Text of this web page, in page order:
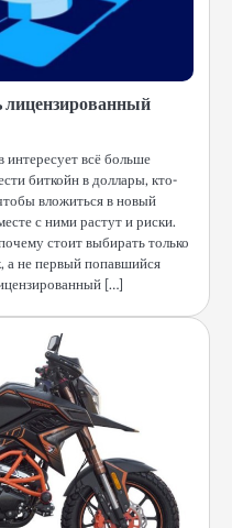
лицензированный
всё больше
биткойн в доллары, кто-
вложиться в новый
с ними растут и риски.
стоит выбирать только
а не первый попавшийся
[…]